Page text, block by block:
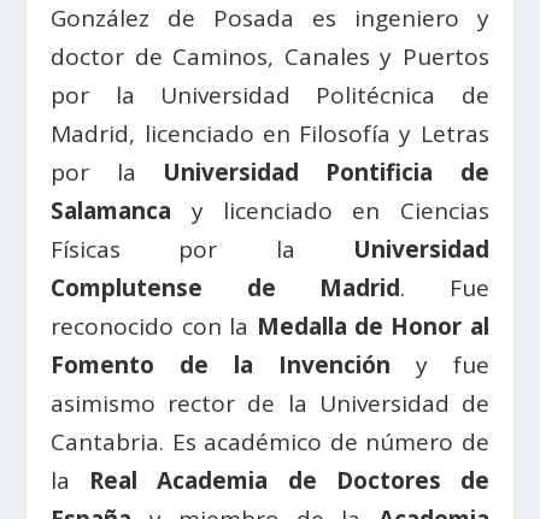
González de Posada es ingeniero y
doctor de Caminos, Canales y Puertos
por la Universidad Politécnica de
Madrid, licenciado en Filosofía y Letras
por la Universidad Pontificia de
Salamanca y licenciado en Ciencias
Físicas por la Universidad
Complutense de Madrid. Fue
reconocido con la Medalla de Honor al
Fomento de la Invención y fue
asimismo rector de la Universidad de
Cantabria. Es académico de número de
la Real Academia de Doctores de